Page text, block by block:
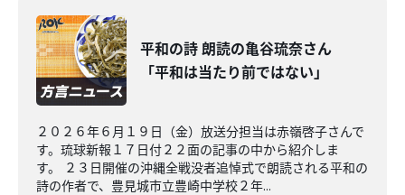
平和の詩 朗読の亀谷琉奈さん
「平和は当たり前ではない」
２０２６年６月１９日（金）放送分担当は赤嶺啓子さんで
す。琉球新報１７日付２２面の記事の中から紹介しま
す。 ２３日開催の沖縄全戦没者追悼式で朗読される平和の
詩の作者で、豊見城市立豊崎中学校２年...